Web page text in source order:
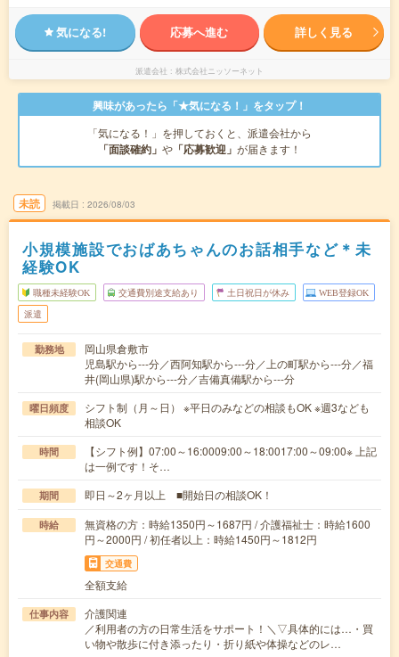
気になる! 応募へ進む 詳しく見る
派遣会社 株式会社ニッソーネット
興味があったら「★気になる！」をタップ！
「気になる！」を押しておくと、派遣会社から
「面談確約」 や 「応募歓迎」 が届きます！
未読 掲載日 2026/08/03
小規模施設でおばあちゃんのお話相手など＊未
経験OK
職種未経験OK 交通費別途支給あり 土日祝日が休み WEB登録OK
派遣
勤務地
岡山県倉敷市
児島駅から---分／西阿知駅から---分／上の町駅から---分／福
井(岡山県)駅から---分／吉備真備駅から---分
曜日頻度
シフト制（月～日） ※平日のみなどの相談もOK ※週3なども
相談OK
時間
【シフト例】07:00～16:0009:00～18:0017:00～09:00※ 上記
は一例です！そ…
期間 即日～2ヶ月以上 ■開始日の相談OK！
時給
無資格の方：時給1350円～1687円 / 介護福祉士：時給1600
円～2000円 / 初任者以上：時給1450円～1812円
交通費
全額支給
仕事内容
介護関連
／利用者の方の日常生活をサポート！＼▽具体的には…・買
い物や散歩に付き添ったり・折り紙や体操などのレ…